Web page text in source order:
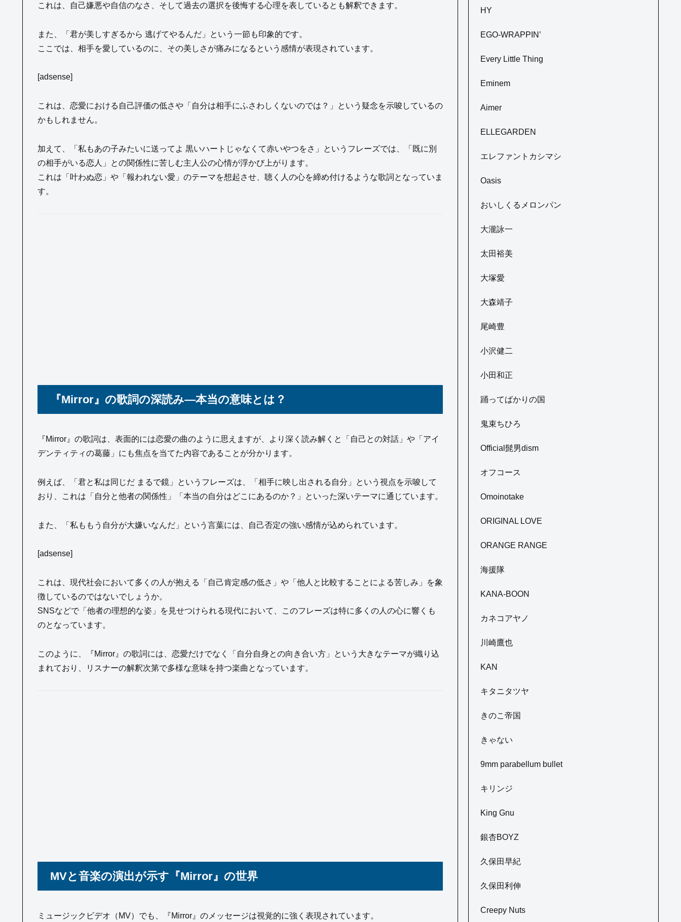
これは、自己嫌悪や自信のなさ、そして過去の選択を後悔する心理を表しているとも解釈できます。
また、「君が美しすぎるから 逃げてやるんだ」という一節も印象的です。
ここでは、相手を愛しているのに、その美しさが痛みになるという感情が表現されています。
[adsense]
これは、恋愛における自己評価の低さや「自分は相手にふさわしくないのでは？」という疑念を示唆しているの
かもしれません。
加えて、「私もあの子みたいに送ってよ 黒いハートじゃなくて赤いやつをさ」というフレーズでは、「既に別
の相手がいる恋人」との関係性に苦しむ主人公の心情が浮かび上がります。
これは「叶わぬ恋」や「報われない愛」のテーマを想起させ、聴く人の心を締め付けるような歌詞となっていま
す。
『Mirror』の歌詞の深読み—本当の意味とは？
『Mirror』の歌詞は、表面的には恋愛の曲のように思えますが、より深く読み解くと「自己との対話」や「アイ
デンティティの葛藤」にも焦点を当てた内容であることが分かります。
例えば、「君と私は同じだ まるで鏡」というフレーズは、「相手に映し出される自分」という視点を示唆して
おり、これは「自分と他者の関係性」「本当の自分はどこにあるのか？」といった深いテーマに通じています。
また、「私ももう自分が大嫌いなんだ」という言葉には、自己否定の強い感情が込められています。
[adsense]
これは、現代社会において多くの人が抱える「自己肯定感の低さ」や「他人と比較することによる苦しみ」を象
徴しているのではないでしょうか。
SNSなどで「他者の理想的な姿」を見せつけられる現代において、このフレーズは特に多くの人の心に響くも
のとなっています。
このように、『Mirror』の歌詞には、恋愛だけでなく「自分自身との向き合い方」という大きなテーマが織り込
まれており、リスナーの解釈次第で多様な意味を持つ楽曲となっています。
MVと音楽の演出が示す『Mirror』の世界
ミュージックビデオ（MV）でも、『Mirror』のメッセージは視覚的に強く表現されています。
HY
EGO-WRAPPIN’
Every Little Thing
Eminem
Aimer
ELLEGARDEN
エレファントカシマシ
Oasis
おいしくるメロンパン
大瀧詠一
太田裕美
大塚愛
大森靖子
尾崎豊
小沢健二
小田和正
踊ってばかりの国
鬼束ちひろ
Official髭男dism
オフコース
Omoinotake
ORIGINAL LOVE
ORANGE RANGE
海援隊
KANA-BOON
カネコアヤノ
川崎鷹也
KAN
キタニタツヤ
きのこ帝国
きゃない
9mm parabellum bullet
キリンジ
King Gnu
銀杏BOYZ
久保田早紀
久保田利伸
Creepy Nuts